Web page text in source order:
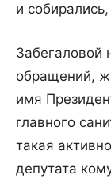
и
Забегаловой
обращений,
имя
главного
такая
депутата